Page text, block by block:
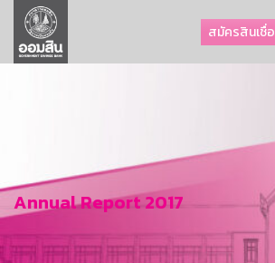
สมัครสินเชื่อ
ลูกค้าธุรกิจ
ลูกค้าผู้ประกอบรายย่อย
การพัฒนาที่ยั่งยืน
ข่าวสาร
บริการทางการเงิน
Annual Report 2017